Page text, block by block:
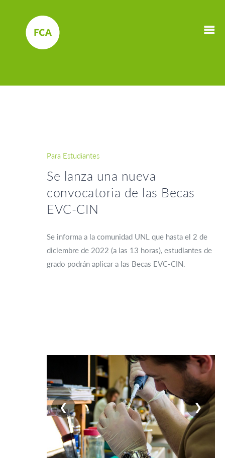
Para Estudiantes
Se lanza una nueva
convocatoria de las Becas
EVC-CIN
Se informa a la comunidad UNL que hasta el 2 de
diciembre de 2022 (a las 13 horas), estudiantes de
grado podrán aplicar a las Becas EVC-CIN.
❮ ❯